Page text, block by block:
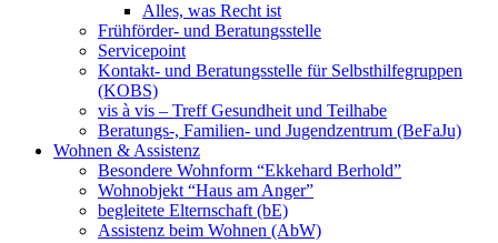
Alles, was Recht ist
Frühförder- und Beratungsstelle
Servicepoint
Kontakt- und Beratungsstelle für Selbsthilfegruppen
(KOBS)
vis à vis – Treff Gesundheit und Teilhabe
Beratungs-, Familien- und Jugendzentrum (BeFaJu)
Wohnen & Assistenz
Besondere Wohnform “Ekkehard Berhold”
Wohnobjekt “Haus am Anger”
begleitete Elternschaft (bE)
Assistenz beim Wohnen (AbW)